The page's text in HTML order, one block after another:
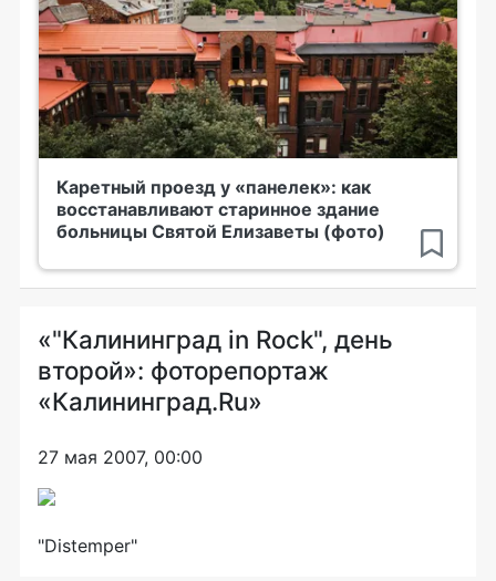
Каретный проезд у «панелек»: как
восстанавливают старинное здание
больницы Святой Елизаветы (фото)
«"Калининград in Rock", день
второй»: фоторепортаж
«Калининград.Ru»
27 мая 2007, 00:00
"Distemper"